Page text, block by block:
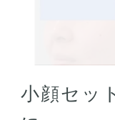
小顔セッ